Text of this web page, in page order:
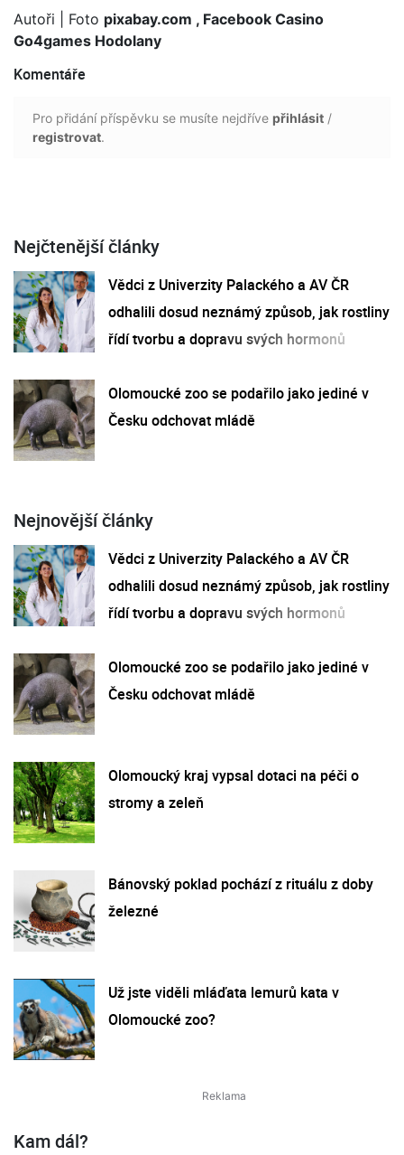
Autoři | Foto pixabay.com , Facebook Casino
Go4games Hodolany
Komentáře
Pro přidání příspěvku se musíte nejdříve přihlásit /
registrovat.
Nejčtenější články
Vědci z Univerzity Palackého a AV ČR
odhalili dosud neznámý způsob, jak rostliny
řídí tvorbu a dopravu svých hormonů
Olomoucké zoo se podařilo jako jediné v
Česku odchovat mládě
Nejnovější články
Vědci z Univerzity Palackého a AV ČR
odhalili dosud neznámý způsob, jak rostliny
řídí tvorbu a dopravu svých hormonů
Olomoucké zoo se podařilo jako jediné v
Česku odchovat mládě
Olomoucký kraj vypsal dotaci na péči o
stromy a zeleň
Bánovský poklad pochází z rituálu z doby
železné
Už jste viděli mláďata lemurů kata v
Olomoucké zoo?
Kam dál?